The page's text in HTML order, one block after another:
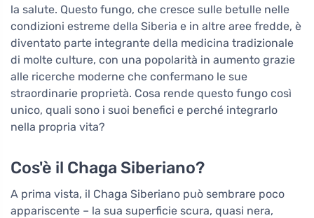
la salute. Questo fungo, che cresce sulle betulle nelle
condizioni estreme della Siberia e in altre aree fredde, è
diventato parte integrante della medicina tradizionale
di molte culture, con una popolarità in aumento grazie
alle ricerche moderne che confermano le sue
straordinarie proprietà. Cosa rende questo fungo così
unico, quali sono i suoi benefici e perché integrarlo
nella propria vita?
Cos'è il Chaga Siberiano?
A prima vista, il Chaga Siberiano può sembrare poco
appariscente – la sua superficie scura, quasi nera,